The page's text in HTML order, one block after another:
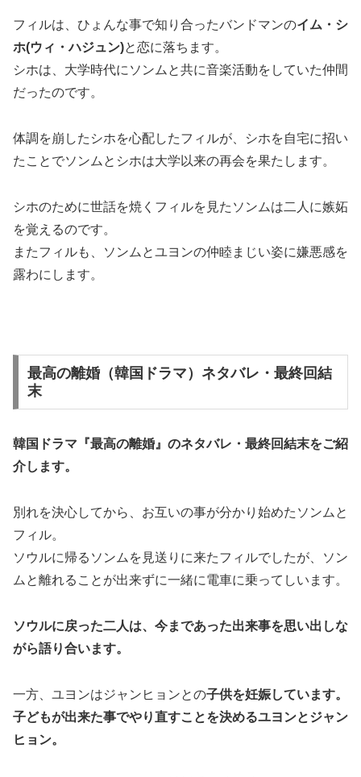
フィルは、ひょんな事で知り合ったバンドマンのイム・シ
ホ(ウィ・ハジュン)と恋に落ちます。
シホは、大学時代にソンムと共に音楽活動をしていた仲間
だったのです。
体調を崩したシホを心配したフィルが、シホを自宅に招い
たことでソンムとシホは大学以来の再会を果たします。
シホのために世話を焼くフィルを見たソンムは二人に嫉妬
を覚えるのです。
またフィルも、ソンムとユヨンの仲睦まじい姿に嫌悪感を
露わにします。
最高の離婚（韓国ドラマ）ネタバレ・最終回結
末
韓国ドラマ『最高の離婚』のネタバレ・最終回結末をご紹
介します。
別れを決心してから、お互いの事が分かり始めたソンムと
フィル。
ソウルに帰るソンムを見送りに来たフィルでしたが、ソン
ムと離れることが出来ずに一緒に電車に乗ってしいます。
ソウルに戻った二人は、今まであった出来事を思い出しな
がら語り合います。
一方、ユヨンはジャンヒョンとの子供を妊娠しています。
子どもが出来た事でやり直すことを決めるユヨンとジャン
ヒョン。